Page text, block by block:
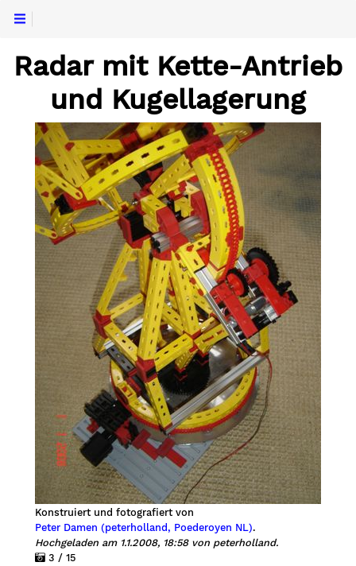
Radar mit Kette-Antrieb
und Kugellagerung
Konstruiert und fotografiert von
Peter Damen (peterholland, Poederoyen NL).
Hochgeladen am 1.1.2008, 18:58 von peterholland.
3 / 15